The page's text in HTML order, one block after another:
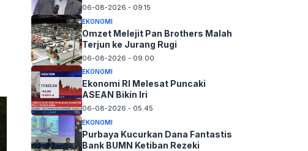
06-08-2026 - 09.15
EKONOMI
Omzet Melejit Pan Brothers Malah
Terjun ke Jurang Rugi
06-08-2026 - 09.00
EKONOMI
Ekonomi RI Melesat Puncaki
ASEAN Bikin Iri
06-08-2026 - 05.45
EKONOMI
Purbaya Kucurkan Dana Fantastis
Bank BUMN Ketiban Rezeki